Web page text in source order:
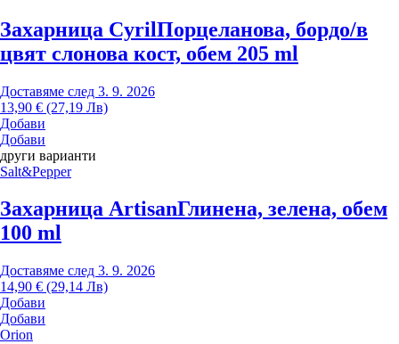
Захарница CyrilПорцеланова, бордо/в
цвят слонова кост, обем 205 ml
Доставяме след 3. 9. 2026
13,90 € (27,19 Лв)
Добави
Добави
други варианти
Salt&Pepper
Захарница ArtisanГлинена, зелена, обем
100 ml
Доставяме след 3. 9. 2026
14,90 € (29,14 Лв)
Добави
Добави
Orion